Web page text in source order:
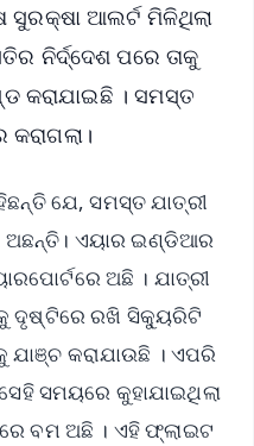
ଆଲର୍ଟ ମିଳିଥିଲା
ନିର୍ଦ୍ଦେଶ ପରେ ତାକୁ
କରାଯାଇଛି । ସମସ୍ତ
କରାଗଲା।
ଯେ, ସମସ୍ତ ଯାତ୍ରୀ
ଅଛନ୍ତି। ଏୟାର ଇଣ୍ଡିଆର
ଅଛି । ଯାତ୍ରୀ
ଦୃଷ୍ଟିରେ ରଖି ସିକ୍ୟୁରିଟି
କରାଯାଉଛି । ଏପରି
ସମୟରେ କୁହାଯାଇଥିଲା
ବମ ଅଛି । ଏହି ଫ୍ଲାଇଟ